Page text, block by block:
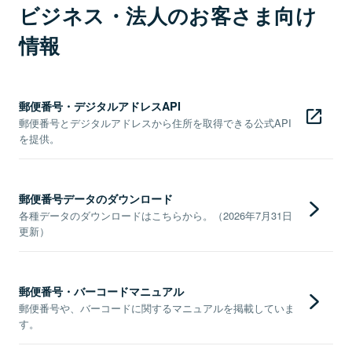
ビジネス・法人のお客さま向け
情報
郵便番号・デジタルアドレスAPI
郵便番号とデジタルアドレスから住所を取得できる公式API
を提供。
郵便番号データのダウンロード
各種データのダウンロードはこちらから。（2026年7月31日
更新）
郵便番号・バーコードマニュアル
郵便番号や、バーコードに関するマニュアルを掲載していま
す。